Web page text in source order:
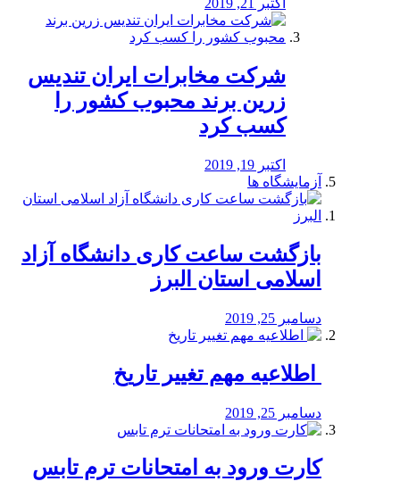
اکتبر 21, 2019
شرکت مخابرات ایران تندیس
زرین برند محبوب کشور را
کسب کرد
اکتبر 19, 2019
آزمایشگاه ها
بازگشت ساعت کاری دانشگاه آزاد
اسلامی استان البرز
دسامبر 25, 2019
️ اطلاعیه مهم تغییر تاریخ
دسامبر 25, 2019
کارت ورود به امتحانات ترم تابس